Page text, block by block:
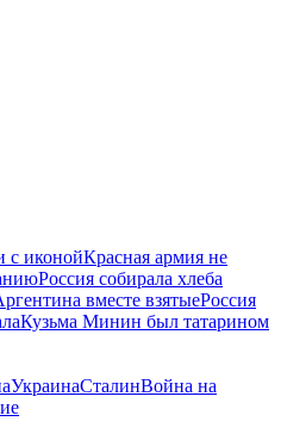
с иконойКрасная армия не
Россия собирала хлеба
вместе взятыеРоссия
Кузьма Минин был татарином
УкраинаСталинВойна на